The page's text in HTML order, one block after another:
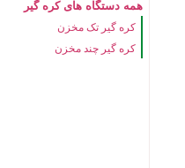
همه دستگاه های کره گیر
کره گیر تک مخزن
کره گیر چند مخزن